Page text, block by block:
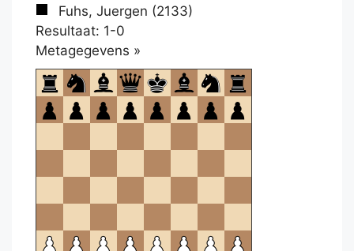
Fuhs, Juergen (2133)
Resultaat: 1-0
Metagegevens »
om
te
openen.